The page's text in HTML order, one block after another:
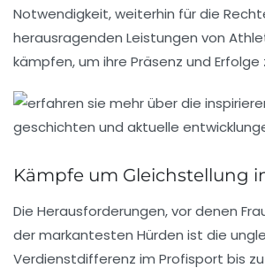
Notwendigkeit, weiterhin für die
herausragenden Leistungen von
kämpfen, um ihre Präsenz und Erfolge
Kämpfe um Gleichstellung
Die Herausforderungen, vor denen
der markantesten Hürden ist die
Verdienstdifferenz im Profisport bis